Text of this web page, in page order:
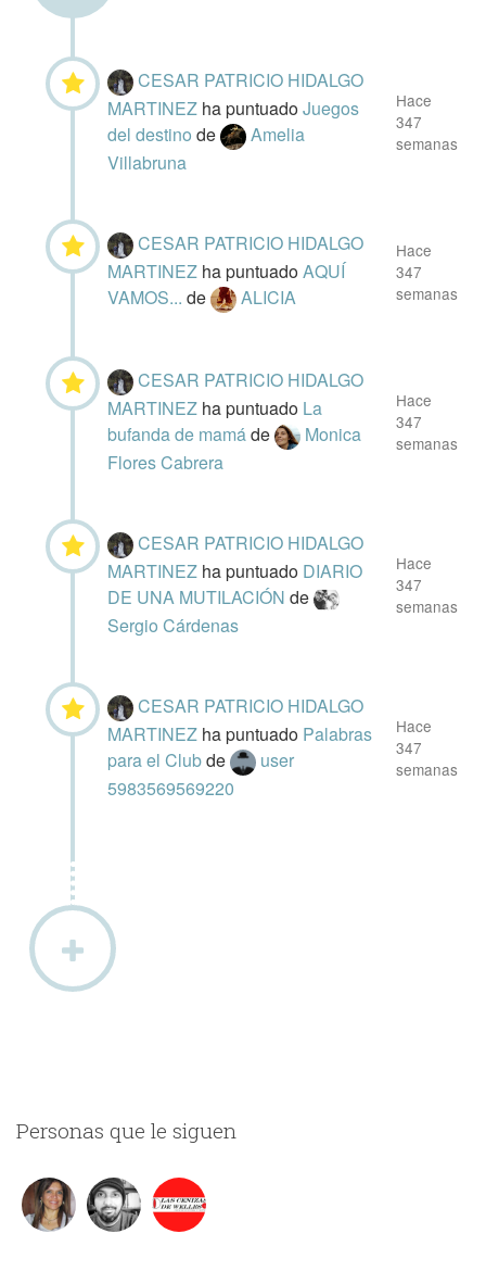
CESAR PATRICIO HIDALGO
MARTINEZ ha puntuadoJuegos
del destinode
Amelia
Villabruna
Hace
347
semanas
CESAR PATRICIO HIDALGO
MARTINEZ ha puntuadoAQUÍ
VAMOS...de ALICIA
Hace
347
semanas
CESAR PATRICIO HIDALGO
MARTINEZ ha puntuado La
bufanda de mamáde
Monica
Flores Cabrera
Hace
347
semanas
CESAR PATRICIO HIDALGO
MARTINEZ ha puntuado DIARIO
DE UNA MUTILACIÓNde
Sergio Cárdenas
Hace
347
semanas
CESAR PATRICIO HIDALGO
MARTINEZ ha puntuado Palabras
para el Clubde
user
5983569569220
Hace
347
semanas
Personas que le siguen